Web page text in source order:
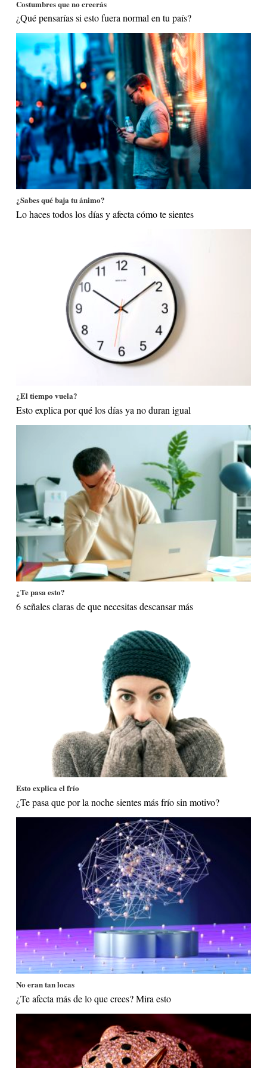
Costumbres que no creerás
¿Qué pensarías si esto fuera normal en tu país?
¿Sabes qué baja tu ánimo?
Lo haces todos los días y afecta cómo te sientes
¿El tiempo vuela?
Esto explica por qué los días ya no duran igual
¿Te pasa esto?
6 señales claras de que necesitas descansar más
Esto explica el frío
¿Te pasa que por la noche sientes más frío sin motivo?
No eran tan locas
¿Te afecta más de lo que crees? Mira esto